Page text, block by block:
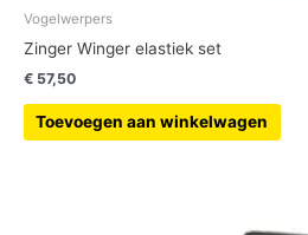
Vogelwerpers
Zinger Winger elastiek set
€ 57,50
Toevoegen aan winkelwagen